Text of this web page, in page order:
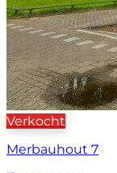
Verkocht
Merbauhout 7